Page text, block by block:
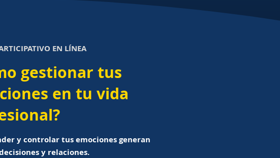
EN LÍNEA
gestionar tus
en tu vida
y controlar tus emociones generan
y relaciones.